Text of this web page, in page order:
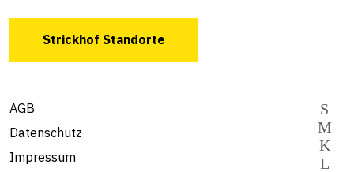
Strickhof Standorte
AGB
Datenschutz
Impressum